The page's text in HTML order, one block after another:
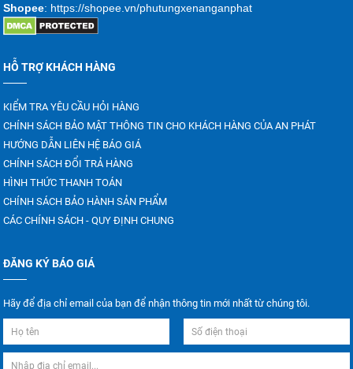
Shopee: https://shopee.vn/phutungxenanganphat
HỖ TRỢ KHÁCH HÀNG
KIỂM TRA YÊU CẦU HỎI HÀNG
CHÍNH SÁCH BẢO MẬT THÔNG TIN CHO KHÁCH HÀNG CỦA AN PHÁT
HƯỚNG DẪN LIÊN HỆ BÁO GIÁ
CHÍNH SÁCH ĐỔI TRẢ HÀNG
HÌNH THỨC THANH TOÁN
CHÍNH SÁCH BẢO HÀNH SẢN PHẨM
CÁC CHÍNH SÁCH - QUY ĐỊNH CHUNG
ĐĂNG KÝ BÁO GIÁ
Hãy để địa chỉ email của bạn để nhận thông tin mới nhất từ chúng tôi.